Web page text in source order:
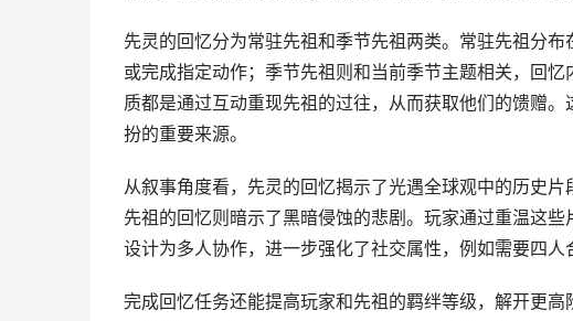
先灵的回忆分为常驻先祖和季节先祖两类。常驻先祖分
或完成指定动作；季节先祖则和当前季节主题相关，回
质都是通过互动重现先祖的过往，从而获取他们的馈赠
扮的重要来源。
从叙事角度看，先灵的回忆揭示了光遇全球观中的历史
先祖的回忆则暗示了黑暗侵蚀的悲剧。玩家通过重温这
设计为多人协作，进一步强化了社交属性，例如需要四人
完成回忆任务还能提高玩家和先祖的羁绊等级，解开更